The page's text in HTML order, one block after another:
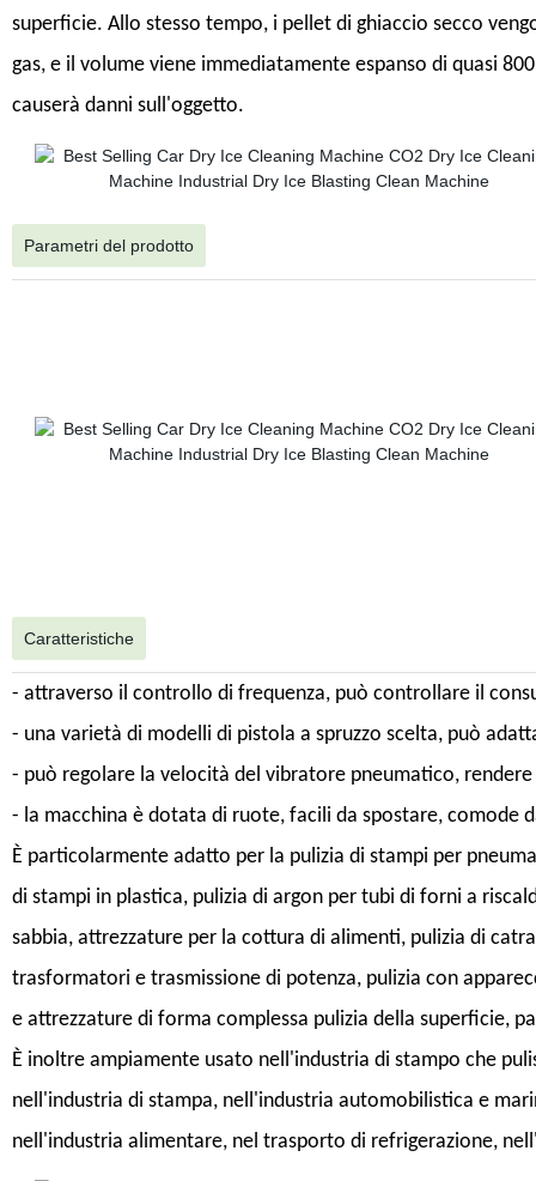
superficie. Allo stesso tempo, i pellet di ghiaccio secco
gas, e il volume viene immediatamente espanso di quasi
causerà danni sull'oggetto.
Parametri del prodotto
Caratteristiche
- attraverso il controllo di frequenza, può controllare il
- una varietà di modelli di pistola a spruzzo scelta, può
- può regolare la velocità del vibratore pneumatico,
- la macchina è dotata di ruote, facili da spostare, comode
È particolarmente adatto per la pulizia di stampi per
di stampi in plastica, pulizia di argon per tubi di forni a
sabbia, attrezzature per la cottura di alimenti, pulizia di
trasformatori e trasmissione di potenza, pulizia con
e attrezzature di forma complessa pulizia della superficie,
È inoltre ampiamente usato nell'industria di stampo che
nell'industria di stampa, nell'industria automobilistica e
nell'industria alimentare, nel trasporto di refrigerazione,